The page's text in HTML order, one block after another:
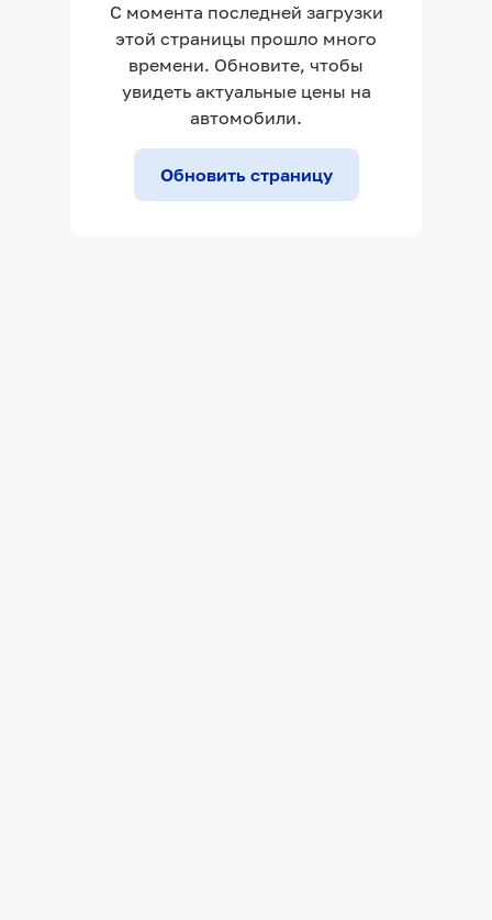
С момента последней загрузки
этой страницы прошло много
времени. Обновите, чтобы
увидеть актуальные цены на
автомобили.
Обновить страницу